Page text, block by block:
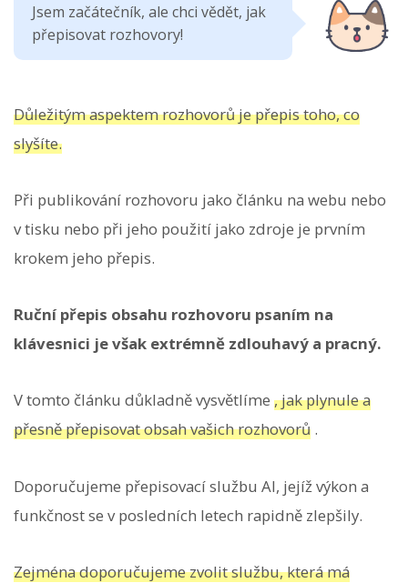
Jsem začátečník, ale chci vědět, jak
přepisovat rozhovory!
Důležitým aspektem rozhovorů je přepis toho, co
slyšíte.
Při publikování rozhovoru jako článku na webu nebo
v tisku nebo při jeho použití jako zdroje je prvním
krokem jeho přepis.
Ruční přepis obsahu rozhovoru psaním na
klávesnici je však extrémně zdlouhavý a pracný.
V tomto článku důkladně vysvětlíme , jak plynule a
přesně přepisovat obsah vašich rozhovorů .
Doporučujeme přepisovací službu AI, jejíž výkon a
funkčnost se v posledních letech rapidně zlepšily.
Zejména doporučujeme zvolit službu, která má